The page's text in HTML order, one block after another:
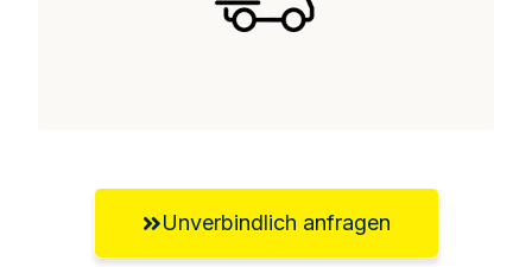
Unverbindlich anfragen